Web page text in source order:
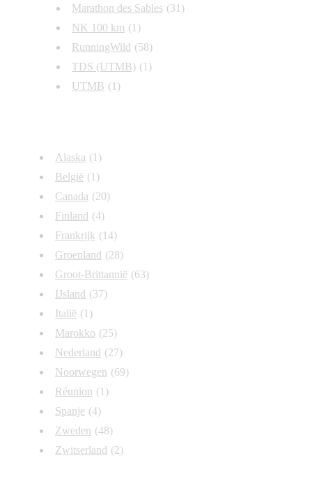
Marathon des Sables (31)
NK 100 km (1)
RunningWild (58)
TDS (UTMB) (1)
UTMB (1)
Alaska (1)
België (1)
Canada (20)
Finland (4)
Frankrijk (14)
Groenland (28)
Groot-Brittannië (63)
IJsland (37)
Italië (1)
Marokko (25)
Nederland (27)
Noorwegen (69)
Réunion (1)
Spanje (4)
Zweden (48)
Zwitserland (2)